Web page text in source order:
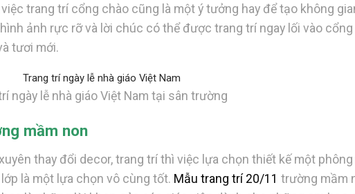
việc trang trí cổng chào cũng là một ý tưởng hay để tạo không
ảnh rực rỡ và lời chúc có thể được trang trí ngay lối vào
tươi mới.
ngày lễ nhà giáo Việt Nam tại sân trường
mầm non
thay đổi decor, trang trí thì việc lựa chọn thiết kế một phông
là một lựa chọn vô cùng tốt. Mẫu trang trí 20/11 trường mầm